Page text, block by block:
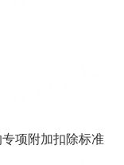
项附加扣除标准